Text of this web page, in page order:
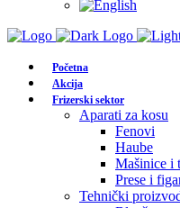
Početna
Akcija
Frizerski sektor
Aparati za kosu
Fenovi
Haube
Mašinice i
Prese i
Tehnički